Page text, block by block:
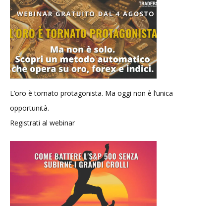
L’oro è tornato protagonista. Ma oggi non è l’unica
opportunità.
Registrati al webinar